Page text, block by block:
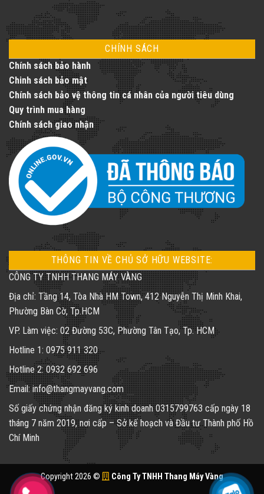
CHÍNH SÁCH
Chính sách bảo hành
Chinh sách bảo mật
Chính sách bảo vệ thông tin cá nhân của người tiêu dùng
Quy trình mua hàng
Chính sách giao nhận
THÔNG TIN VỀ CHỦ SỞ HỮU WEBSITE:
CÔNG TY TNHH THANG MÁY VÀNG
Địa chỉ: Tầng 14, Tòa Nhà HM Town, 412 Nguyễn Thị Minh Khai,
Phường Bàn Cờ, Tp.HCM
VP. Làm việc: 02 Đường 53C, Phường Tân Tạo, Tp. HCM
Hotline 1: 0975 911 320
Hotline 2: 0932 692 696
Email: info@thangmayvang.com
Số giấy chứng nhận đăng ký kinh doanh0315799763 cấp ngày 18
tháng 7 năm 2019, nơi cấp – Sở kế hoạch và Đầu tư Thành phố Hồ
Chí Minh
Copyright 2026 © Công Ty TNHH Thang Máy Vàng